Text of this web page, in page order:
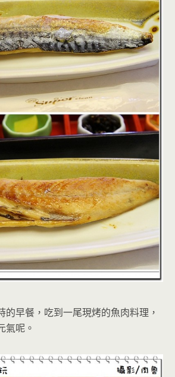
早餐，吃到一尾現烤的魚肉料理，
氣呢。